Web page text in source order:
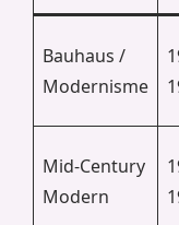
Bauhaus /
Modernisme
Mid-Century
Modern